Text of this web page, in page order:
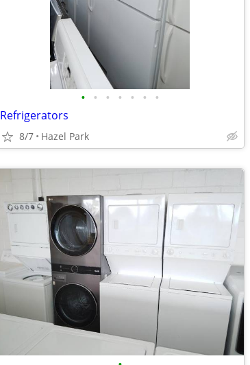
• • • • • • •
Refrigerators
8/7 Hazel Park